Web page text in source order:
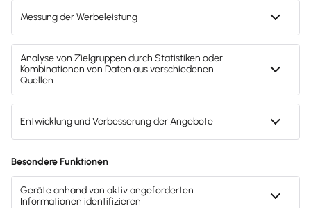
© 2011 - 2025 - All Rights Reserved | Powered by